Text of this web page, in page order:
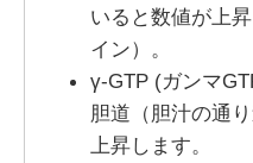
いると数値が上
イン）。
γ-GTP (ガンマ
胆道（胆汁の通
上昇します。